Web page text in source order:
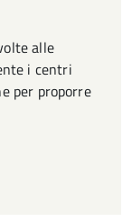
alle
i centri
per proporre